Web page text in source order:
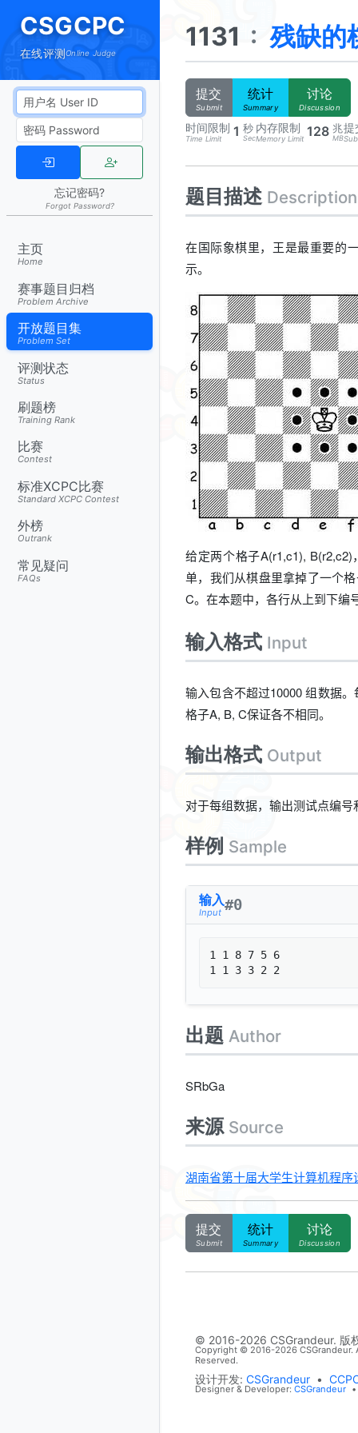
CSGCPC
在线评测Online Judge
忘记密码?
Forgot Password?
主页
Home
赛事题目归档
Problem Archive
开放题目集
Problem Set
评测状态
Status
刷题榜
Training Rank
比赛
Contest
标准XCPC比赛
Standard XCPC Contest
外榜
Outrank
常见疑问
FAQs
1131 : 残缺的
提交
Submit
统计
Summary
讨论
Discussion
时间限制
Time Limit 1 秒
Sec
内存限制
Memory Limit 128 兆
MB
提
题目描述 Description
在国际象棋里，王是最重要的
示。
给定两个格子A(r1,c1),
单，我们从棋盘里拿掉了一个
C。在本题中，各行从上到下编
输入格式 Input
输入包含不超过10000 组数据
格子A, B, C保证各不相同。
输出格式 Output
对于每组数据，输出测试点编号
样例 Sample
输入
Input #0
1 1 8 7 5 6
1 1 3 3 2 2
出题 Author
SRbGa
来源 Source
湖南省第十届大学生计算机程
提交
Submit
统计
Summary
讨论
Discussion
© 2016-2026 CSGrandeur. 版
Copyright © 2016-2026 CSGrandeur.
Reserved.
设计开发: CSGrandeur •
Designer & Developer: CSGrandeur •